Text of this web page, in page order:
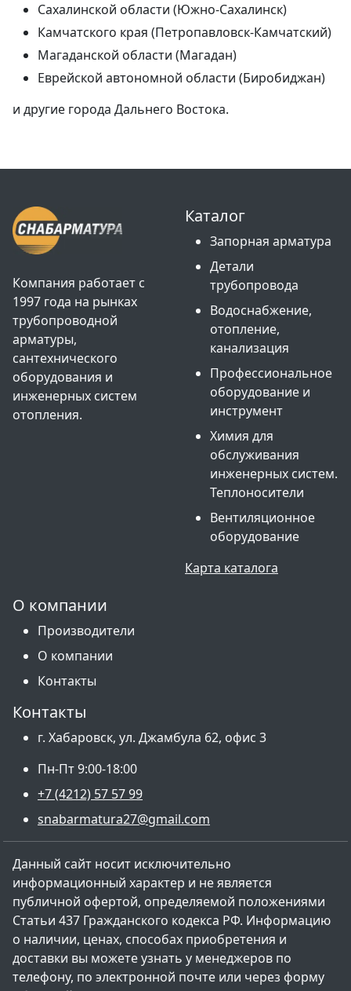
Сахалинской области (Южно-Сахалинск)
Камчатского края (Петропавловск-Камчатский)
Магаданской области (Магадан)
Еврейской автономной области (Биробиджан)
и другие города Дальнего Востока.
Компания работает с
1997 года на рынках
трубопроводной
арматуры,
сантехнического
оборудования и
инженерных систем
отопления.
Каталог
Запорная арматура
Детали
трубопровода
Водоснабжение,
отопление,
канализация
Профессиональное
оборудование и
инструмент
Химия для
обслуживания
инженерных систем.
Теплоносители
Вентиляционное
оборудование
Карта каталога
О компании
Производители
О компании
Контакты
Контакты
г. Хабаровск, ул. Джамбула 62, офис 3
Пн-Пт 9:00-18:00
+7 (4212) 57 57 99
snabarmatura27@gmail.com
Данный сайт носит исключительно
информационный характер и не является
публичной офертой, определяемой положениями
Статьи 437 Гражданского кодекса РФ. Информацию
о наличии, ценах, способах приобретения и
доставки вы можете узнать у менеджеров по
телефону, по электронной почте или через форму